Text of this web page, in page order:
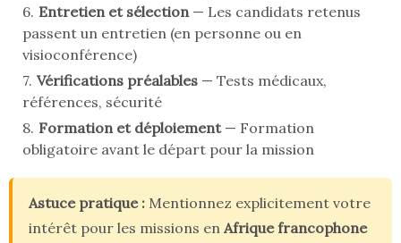
Entretien et sélection— Les candidats retenus
passent un entretien (en personne ou en
visioconférence)
Vérifications préalables — Tests médicaux,
références, sécurité
Formation et déploiement— Formation
obligatoire avant le départ pour la mission
Astuce pratique : Mentionnez explicitement votre
intérêt pour les missions en Afrique francophone